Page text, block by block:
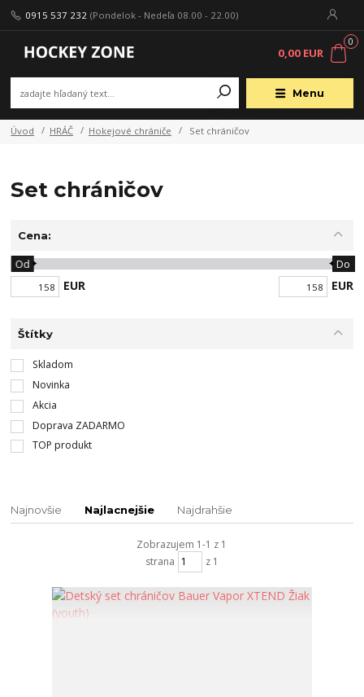
Menu
0915 537 232 (Pondelok - Nedeľa 08.00 - 22.00)
0
0,00 EUR
Úvod HRÁČ Hokejové chrániče Set chráničov
Set chráničov
Cena:
EUR
Od Do
EUR
Štítky
Skladom
Novinka
Akcia
Doprava ZADARMO
TOP produkt
Najnovšie Najlacnejšie Najdrahšie
Zobrazujem 1-1 z 1
strana
z 1